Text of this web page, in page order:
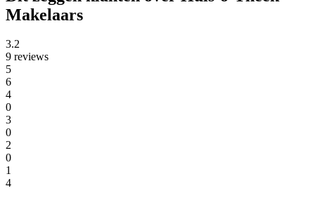
Makelaars
3.2
9 reviews
5
6
4
0
3
0
2
0
1
4